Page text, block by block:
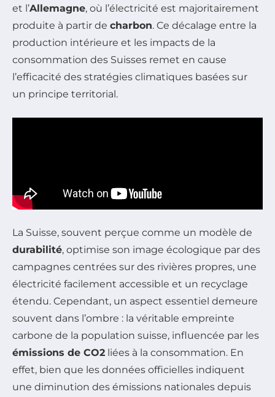
et l’Allemagne, où l’électricité est majoritairement
produite à partir de charbon. Ce décalage entre la
production intérieure et les impacts de la
consommation des Suisses remet en cause
l’efficacité des stratégies climatiques basées sur
un principe territorial.
La Suisse, souvent perçue comme un modèle de
durabilité, optimise son image écologique par des
campagnes centrées sur des rivières propres, une
électricité facilement accessible et un recyclage
étendu. Cependant, un aspect essentiel demeure
souvent dans l’ombre : la véritable empreinte
carbone de la population suisse, influencée par les
émissions de CO2 liées à la consommation. En
effet, bien que les données officielles indiquent
une diminution des émissions nationales depuis